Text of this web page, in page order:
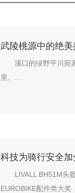
武陵桃源中的绝
溪口的绿野平川宛
里。...
科技为骑行安全
LIVALL BH51M头
EUROBIKE配件类大